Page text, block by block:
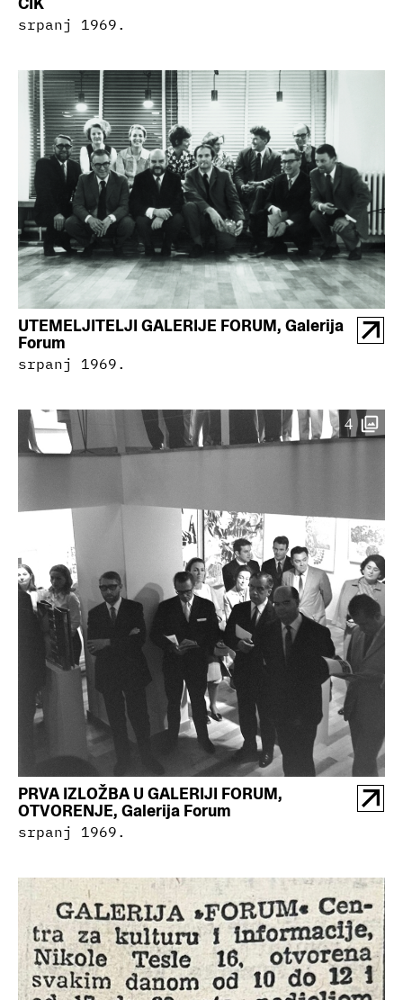
srpanj 1969.
UTEMELJITELJI GALERIJE FORUM, Galerija
Forum
srpanj 1969.
4
PRVA IZLOŽBA U GALERIJI FORUM,
OTVORENJE, Galerija Forum
srpanj 1969.